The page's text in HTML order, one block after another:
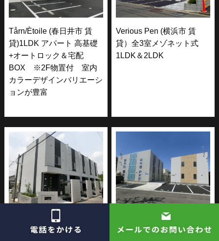
Tårn/Ètoile (春日井市 賃
貸)1LDK アパート 高基礎
+オートロック＆宅配
BOX ※2F物置付 室内
カラーデザインバリエーシ
ョンが豊富
Verious Pen (横浜市 賃
貸）全3室メゾネット式
1LDK＆2LDK
Verious Viento(日進市 賃
貸)メゾネット2LDK
Verious Tierra / Verious
Rio (春日井市 賃貸） メゾ